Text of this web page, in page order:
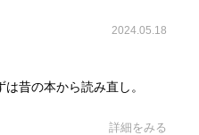
2024.05.18
昔の本から読み直し。
詳細をみる